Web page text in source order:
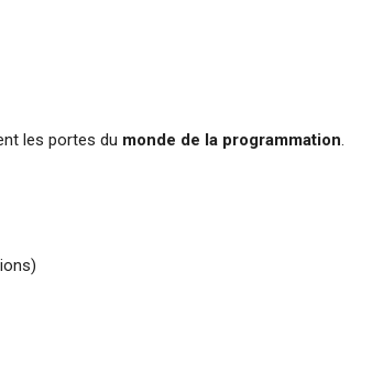
les portes du monde de la programmation.